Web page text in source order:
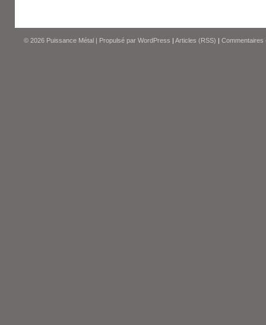
© 2026 Puissance Métal | Propulsé par WordPress | Articles (RSS) | Commentaires